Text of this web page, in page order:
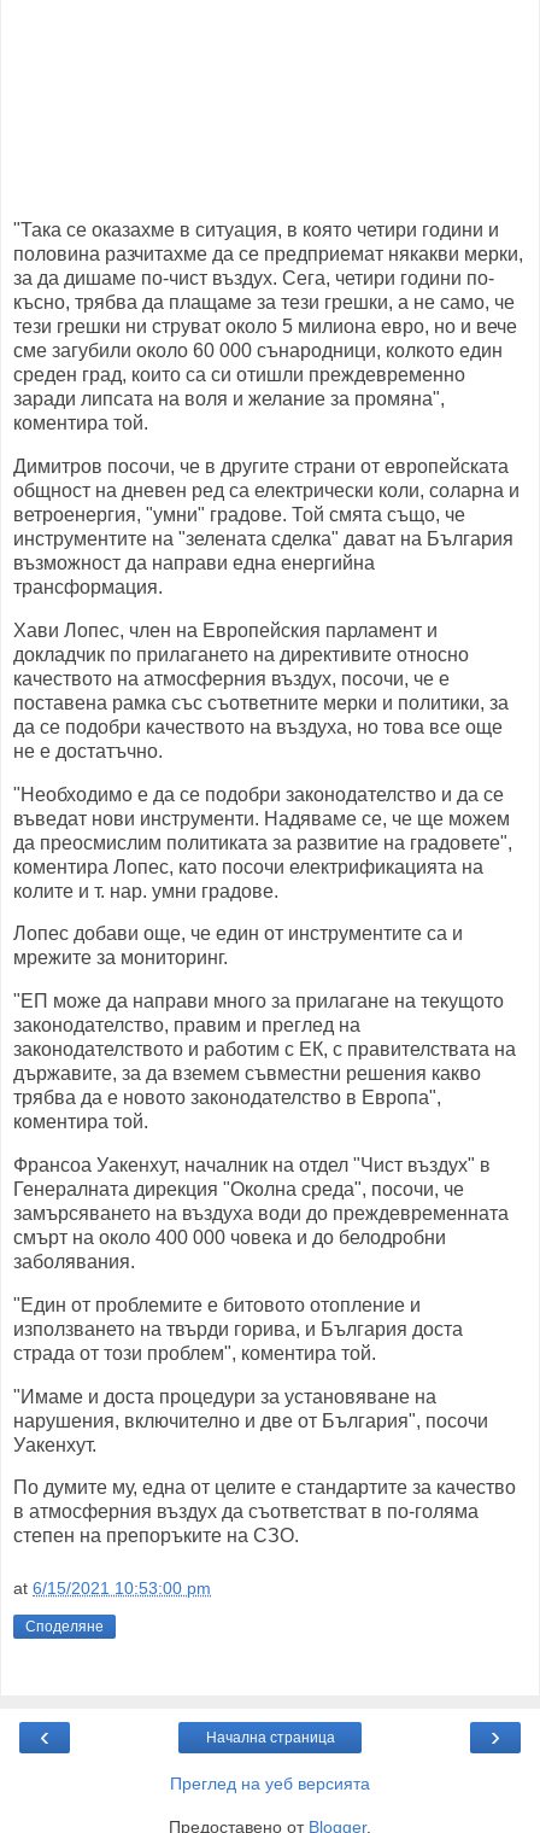
"Така се оказахме в ситуация, в която четири години и
половина разчитахме да се предприемат някакви мерки,
за да дишаме по-чист въздух. Сега, четири години по-
късно, трябва да плащаме за тези грешки, а не само, че
тези грешки ни струват около 5 милиона евро, но и вече
сме загубили около 60 000 сънародници, колкото един
среден град, които са си отишли преждевременно
заради липсата на воля и желание за промяна",
коментира той.
Димитров посочи, че в другите страни от европейската
общност на дневен ред са електрически коли, соларна и
ветроенергия, "умни" градове. Той смята също, че
инструментите на "зелената сделка" дават на България
възможност да направи една енергийна
трансформация.
Хави Лопес, член на Европейския парламент и
докладчик по прилагането на директивите относно
качеството на атмосферния въздух, посочи, че е
поставена рамка със съответните мерки и политики, за
да се подобри качеството на въздуха, но това все още
не е достатъчно.
"Необходимо е да се подобри законодателство и да се
въведат нови инструменти. Надяваме се, че ще можем
да преосмислим политиката за развитие на градовете",
коментира Лопес, като посочи електрификацията на
колите и т. нар. умни градове.
Лопес добави още, че един от инструментите са и
мрежите за мониторинг.
"ЕП може да направи много за прилагане на текущото
законодателство, правим и преглед на
законодателството и работим с ЕК, с правителствата на
държавите, за да вземем съвместни решения какво
трябва да е новото законодателство в Европа",
коментира той.
Франсоа Уакенхут, началник на отдел "Чист въздух" в
Генералната дирекция "Околна среда", посочи, че
замърсяването на въздуха води до преждевременната
смърт на около 400 000 човека и до белодробни
заболявания.
"Един от проблемите е битовото отопление и
използването на твърди горива, и България доста
страда от този проблем", коментира той.
"Имаме и доста процедури за установяване на
нарушения, включително и две от България", посочи
Уакенхут.
По думите му, една от целите е стандартите за качество
в атмосферния въздух да съответстват в по-голяма
степен на препоръките на СЗО.
at 6/15/2021 10:53:00 pm
Споделяне
‹ ›
Начална страница
Преглед на уеб версията
Предоставено от Blogger.